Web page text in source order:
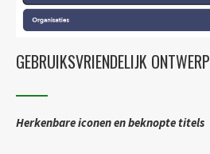
GEBRUIKSVRIENDELIJK ONTWERP
Herkenbare iconen en beknopte titels